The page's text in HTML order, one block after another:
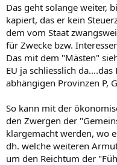
Das geht solange weiter,
kapiert, das er kein
dem vom Staat
für Zwecke bzw.
Das mit dem "Mästen"
EU ja schliesslich
abhängigen Provinzen P,
So kann mit der
den Zwergen der
klargemacht werden, wo
dh. welche weiteren
um den Reichtum der